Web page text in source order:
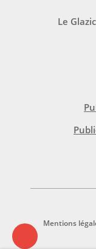
Le
Mentions